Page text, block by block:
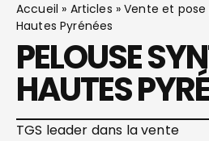
Accueil » Articles »Vente et
Hautes Pyrénées
PELOUSE
HAUTES
TGS leader dans la vente